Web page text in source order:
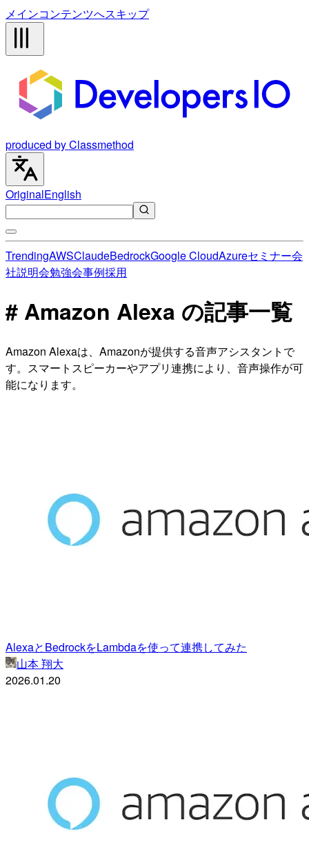
メインコンテンツへスキップ
produced by Classmethod
OriginalEnglish
TrendingAWSClaudeBedrockGoogle CloudAzureセミナー会
社説明会勉強会事例採用
# Amazon Alexa の記事一覧
Amazon Alexaは、Amazonが提供する音声アシスタントで
す。スマートスピーカーやアプリ連携により、音声操作が可
能になります。
AlexaとBedrockをLambdaを使って連携してみた
山本 翔大
2026.01.20